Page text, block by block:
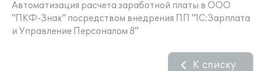
Автоматизация расчета заработной платы в ООО
"ПКФ-Знак" посредством внедрения ПП "1С:Зарплата
и Управление Персоналом 8"
К списку